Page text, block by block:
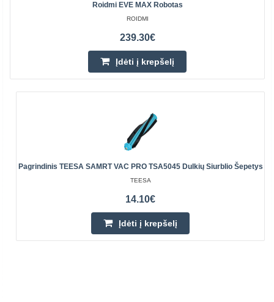
Roidmi EVE MAX Robotas
ROIDMI
239.30€
Įdėti į krepšelį
Pagrindinis TEESA SAMRT VAC PRO TSA5045 Dulkių Siurblio Šepetys
TEESA
14.10€
Įdėti į krepšelį